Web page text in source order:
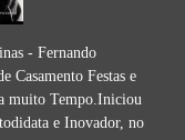
- Fernando
Casamento Festas e
muito Tempo.Iniciou
e Inovador, no